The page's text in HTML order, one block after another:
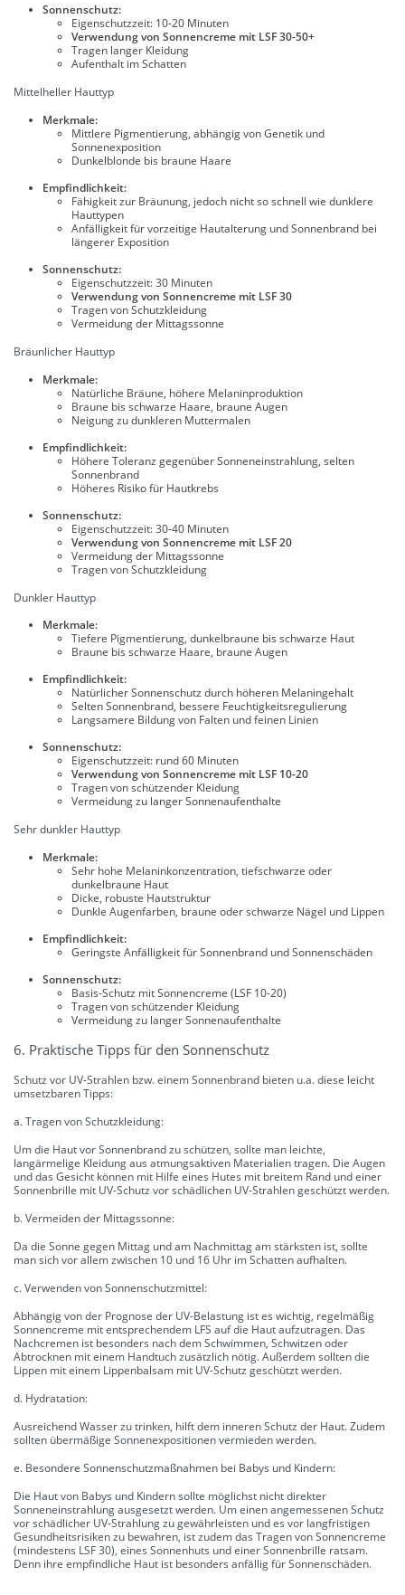
Sonnenschutz:
Eigenschutzzeit: 10-20 Minuten
Verwendung von Sonnencreme mit LSF 30-50+
Tragen langer Kleidung
Aufenthalt im Schatten
Mittelheller Hauttyp
Merkmale:
Mittlere Pigmentierung, abhängig von Genetik und
Sonnenexposition
Dunkelblonde bis braune Haare
Empfindlichkeit:
Fähigkeit zur Bräunung, jedoch nicht so schnell wie dunklere
Hauttypen
Anfälligkeit für vorzeitige Hautalterung und Sonnenbrand bei
längerer Exposition
Sonnenschutz:
Eigenschutzzeit: 30 Minuten
Verwendung von Sonnencreme mit LSF 30
Tragen von Schutzkleidung
Vermeidung der Mittagssonne
Bräunlicher Hauttyp
Merkmale:
Natürliche Bräune, höhere Melaninproduktion
Braune bis schwarze Haare, braune Augen
Neigung zu dunkleren Muttermalen
Empfindlichkeit:
Höhere Toleranz gegenüber Sonneneinstrahlung, selten
Sonnenbrand
Höheres Risiko für Hautkrebs
Sonnenschutz:
Eigenschutzzeit: 30-40 Minuten
Verwendung von Sonnencreme mit LSF 20
Vermeidung der Mittagssonne
Tragen von Schutzkleidung
Dunkler Hauttyp
Merkmale:
Tiefere Pigmentierung, dunkelbraune bis schwarze Haut
Braune bis schwarze Haare, braune Augen
Empfindlichkeit:
Natürlicher Sonnenschutz durch höheren Melaningehalt
Selten Sonnenbrand, bessere Feuchtigkeitsregulierung
Langsamere Bildung von Falten und feinen Linien
Sonnenschutz:
Eigenschutzzeit: rund 60 Minuten
Verwendung von Sonnencreme mit LSF 10-20
Tragen von schützender Kleidung
Vermeidung zu langer Sonnenaufenthalte
Sehr dunkler Hauttyp
Merkmale:
Sehr hohe Melaninkonzentration, tiefschwarze oder
dunkelbraune Haut
Dicke, robuste Hautstruktur
Dunkle Augenfarben, braune oder schwarze Nägel und Lippen
Empfindlichkeit:
Geringste Anfälligkeit für Sonnenbrand und Sonnenschäden
Sonnenschutz:
Basis-Schutz mit Sonnencreme (LSF 10-20)
Tragen von schützender Kleidung
Vermeidung zu langer Sonnenaufenthalte
6. Praktische Tipps für den Sonnenschutz
Schutz vor UV-Strahlen bzw. einem Sonnenbrand bieten u.a. diese leicht
umsetzbaren Tipps:
a. Tragen von Schutzkleidung:
Um die Haut vor Sonnenbrand zu schützen, sollte man leichte,
langärmelige Kleidung aus atmungsaktiven Materialien tragen. Die Augen
und das Gesicht können mit Hilfe eines Hutes mit breitem Rand und einer
Sonnenbrille mit UV-Schutz vor schädlichen UV-Strahlen geschützt werden.
b. Vermeiden der Mittagssonne:
Da die Sonne gegen Mittag und am Nachmittag am stärksten ist, sollte
man sich vor allem zwischen 10 und 16 Uhr im Schatten aufhalten.
c. Verwenden von Sonnenschutzmittel:
Abhängig von der Prognose der UV-Belastung ist es wichtig, regelmäßig
Sonnencreme mit entsprechendem LFS auf die Haut aufzutragen. Das
Nachcremen ist besonders nach dem Schwimmen, Schwitzen oder
Abtrocknen mit einem Handtuch zusätzlich nötig. Außerdem sollten die
Lippen mit einem Lippenbalsam mit UV-Schutz geschützt werden.
d. Hydratation:
Ausreichend Wasser zu trinken, hilft dem inneren Schutz der Haut. Zudem
sollten übermäßige Sonnenexpositionen vermieden werden.
e. Besondere Sonnenschutzmaßnahmen bei Babys und Kindern:
Die Haut von Babys und Kindern sollte möglichst nicht direkter
Sonneneinstrahlung ausgesetzt werden. Um einen angemessenen Schutz
vor schädlicher UV-Strahlung zu gewährleisten und es vor langfristigen
Gesundheitsrisiken zu bewahren, ist zudem das Tragen von Sonnencreme
(mindestens LSF 30), eines Sonnenhuts und einer Sonnenbrille ratsam.
Denn ihre empfindliche Haut ist besonders anfällig für Sonnenschäden.